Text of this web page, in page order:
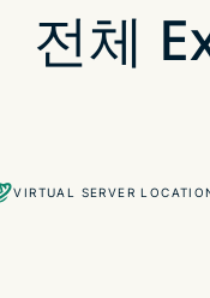
전체
VIRTUAL SERVER